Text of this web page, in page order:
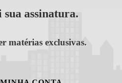
sua assinatura.
matérias exclusivas.